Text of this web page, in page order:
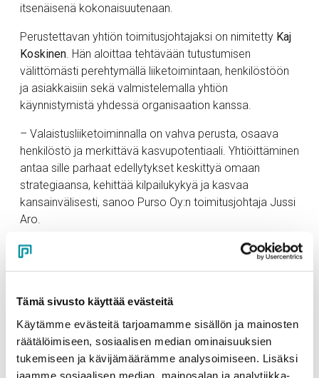
Tämä sivusto käyttää evästeitä
Käytämme evästeitä tarjoamamme sisällön ja mainosten
räätälöimiseen, sosiaalisen median ominaisuuksien
tukemiseen ja kävijämäärämme analysoimiseen. Lisäksi
jaamme sosiaalisen median, mainosalan ja analytiikka-
itsenäisenä kokonaisuutenaan.
Perustettavan yhtiön toimitusjohtajaksi on nimitetty Kaj
Koskinen . Hän aloittaa tehtävään tutustumisen
välittömästi perehtymällä liiketoimintaan, henkilöstöön
ja asiakkaisiin sekä valmistelemalla yhtiön
käynnistymistä yhdessä organisaation kanssa.
– Valaistusliiketoiminnalla on vahva perusta, osaava
henkilöstö ja merkittävä kasvupotentiaali. Yhtiöittäminen
antaa sille parhaat edellytykset keskittyä omaan
strategiaansa, kehittää kilpailukykyä ja kasvaa
kansainvälisesti, sanoo Purso Oy:n toimitusjohtaja Jussi
Aro.
Kaikki Purso Oy:n valaistusyksikön nykyiset työntekijät
siirtyvät perustettavan yhtiön palvelukseen ns. vanhoina
ennallaan.
Kaj Koskisella on yli 20 vuoden kokemus
toimitusjohtajana ja hallitustyöskentelystä
kansainvälisessä toimintaympäristössä. Hänellä on